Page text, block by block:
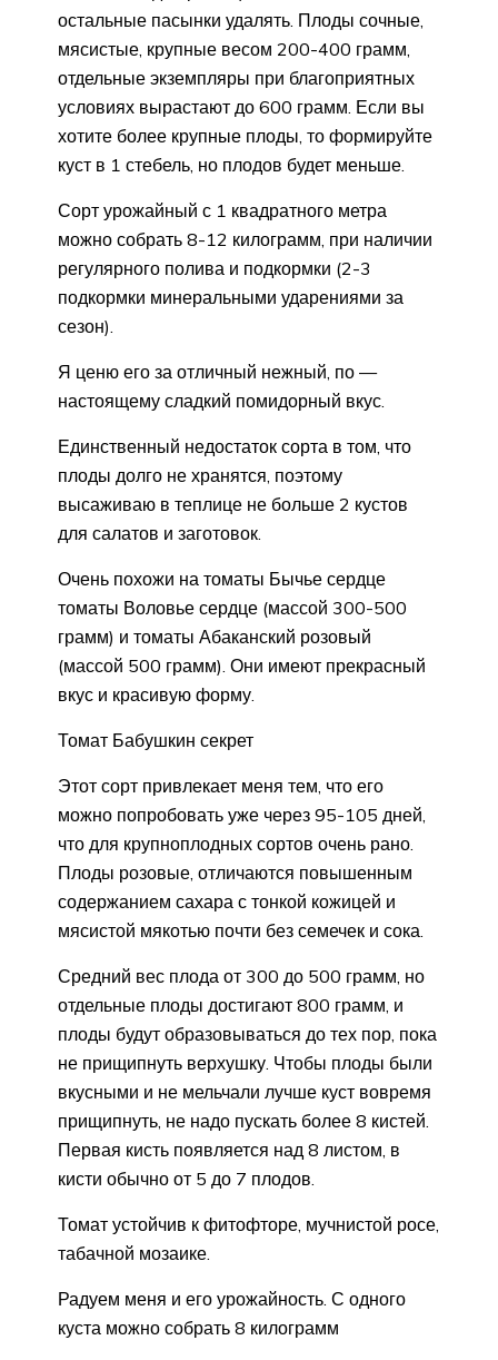
остальные пасынки удалять. Плоды сочные,
мясистые, крупные весом 200-400 грамм,
отдельные экземпляры при благоприятных
условиях вырастают до 600 грамм. Если вы
хотите более крупные плоды, то формируйте
куст в 1 стебель, но плодов будет меньше.
Сорт урожайный с 1 квадратного метра
можно собрать 8-12 килограмм, при наличии
регулярного полива и подкормки (2-3
подкормки минеральными ударениями за
сезон).
Я ценю его за отличный нежный, по —
настоящему сладкий помидорный вкус.
Единственный недостаток сорта в том, что
плоды долго не хранятся, поэтому
высаживаю в теплице не больше 2 кустов
для салатов и заготовок.
Очень похожи на томаты Бычье сердце
томаты Воловье сердце (массой 300-500
грамм) и томаты Абаканский розовый
(массой 500 грамм). Они имеют прекрасный
вкус и красивую форму.
Томат Бабушкин секрет
Этот сорт привлекает меня тем, что его
можно попробовать уже через 95-105 дней,
что для крупноплодных сортов очень рано.
Плоды розовые, отличаются повышенным
содержанием сахара с тонкой кожицей и
мясистой мякотью почти без семечек и сока.
Средний вес плода от 300 до 500 грамм, но
отдельные плоды достигают 800 грамм, и
плоды будут образовываться до тех пор, пока
не прищипнуть верхушку. Чтобы плоды были
вкусными и не мельчали лучше куст вовремя
прищипнуть, не надо пускать более 8 кистей.
Первая кисть появляется над 8 листом, в
кисти обычно от 5 до 7 плодов.
Томат устойчив к фитофторе, мучнистой росе,
табачной мозаике.
Радуем меня и его урожайность. С одного
куста можно собрать 8 килограмм